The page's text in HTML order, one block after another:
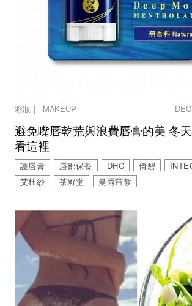
彩妝｜ MAKEUP
避免嘴唇乾荒與浪費唇膏的美 冬
看這裡
護唇膏 唇部保養 DHC 倩碧
艾杜紗
茶籽堂 曼秀雷敦